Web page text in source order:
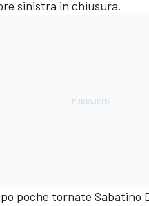
sinistra in chiusura.
poche tornate Sabatino